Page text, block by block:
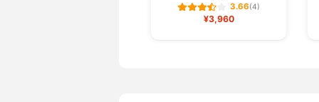
3.66(4)
¥3,960